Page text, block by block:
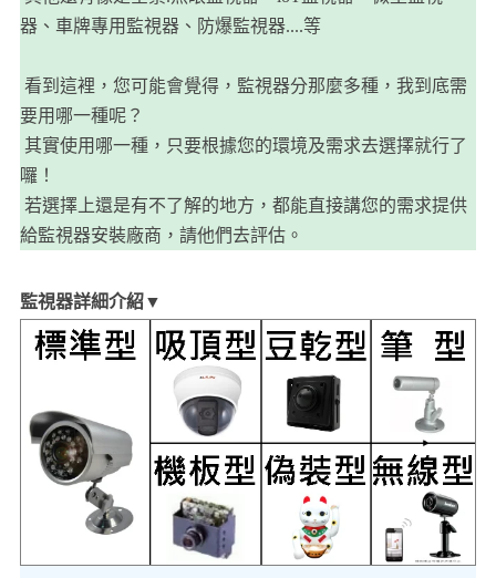
器、車牌專用監視器、防爆監視器....等
看到這裡，您可能會覺得，監視器分那麼多種，我到底需
要用哪一種呢？
​​​​ 其實使用哪一種，只要根據您的環境及需求去選擇就行了
囉！
若選擇上還是有不了解的地方，都能直接講您的需求提供
給監視器安裝廠商，請他們去評估。
監視器詳細介紹▼